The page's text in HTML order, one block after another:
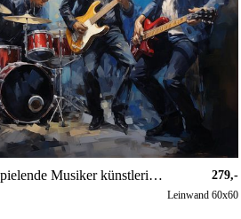
Blues spielende Musiker künstlerisch 279,-
Leinwand 60x60